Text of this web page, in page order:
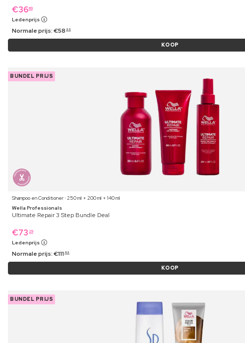
€3669
Ledenprijs
Normale prijs:€58 99
KOOP
BUNDEL PRIJS
Shampoo en Conditioner ⋅ 250 ml + 200 ml + 140 ml
Wella Professionals
Ultimate Repair 3 Step Bundle Deal
€73 29
Ledenprijs
Normale prijs:€111 49
KOOP
BUNDEL PRIJS